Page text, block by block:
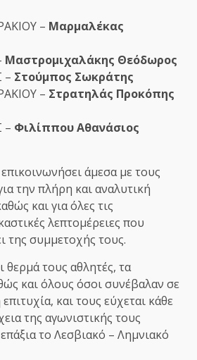
– Μαρμαλέκας
Μαστρομιχαλάκης Θεόδωρος
– Στούμπος Σωκράτης
– Στρατηλάς Προκόπης
– Φιλίππου Αθανάσιος
άμεσα με τους
την πλήρη και αναλυτική
και για όλες τις
λεπτομέρειες που
της συμμετοχής τους.
τους αθλητές, τα
και όλους όσοι συνέβαλαν σε
και τους εύχεται κάθε
της αγωνιστικής τους
το Λεσβιακό – Λημνιακό